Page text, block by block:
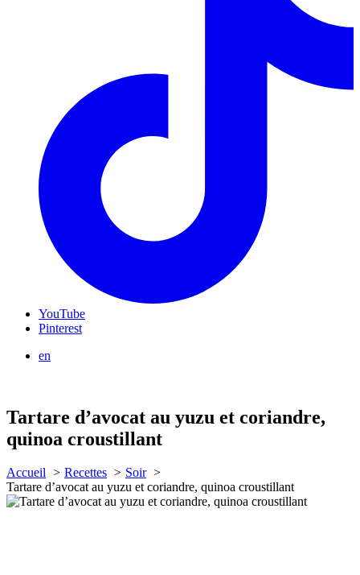
YouTube
Pinterest
en
Tartare d’avocat au yuzu et coriandre,
quinoa croustillant
Accueil Recettes
Soir
Tartare d’avocat au yuzu et coriandre, quinoa croustillant